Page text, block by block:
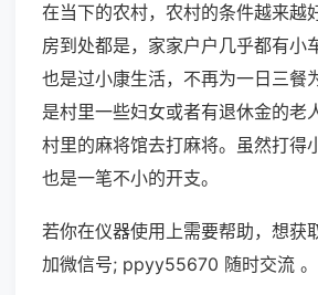
在当下的农村，农村的条件越来越
房到处都是，家家户户几乎都有小
也是过小康生活，不再为一日三餐
是村里一些妇女或者有退休金的老
村里的麻将馆去打麻将。虽然打得
也是一笔不小的开支。
若你在仪器使用上需要帮助，想获
加微信号; ppyy55670 随时交流 。